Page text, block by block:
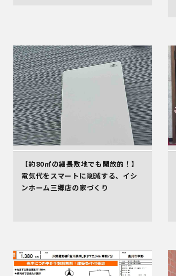
【約80㎡の細長敷地でも開放的！】
電気代をスマートに削減する、イシ
ンホーム三郷店の家づくり